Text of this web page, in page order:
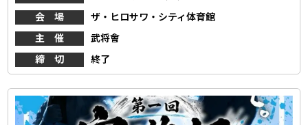
会 場
ザ・ヒロサワ・シティ体育館
主 催
武将會
締 切
終了